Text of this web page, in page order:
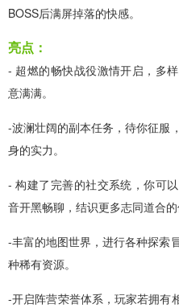
BOSS后满屏掉落的快感。
亮点：
- 超燃的畅快战役激情开启，多
意满满。
-波澜壮阔的副本任务，待你征服
身的实力。
- 构建了完善的社交系统，你可
音开黑畅聊，结识更多志同道合的
-丰富的地图世界，进行各种探索
种稀有资源。
-开启阵营荣誉体系，玩家若拥有